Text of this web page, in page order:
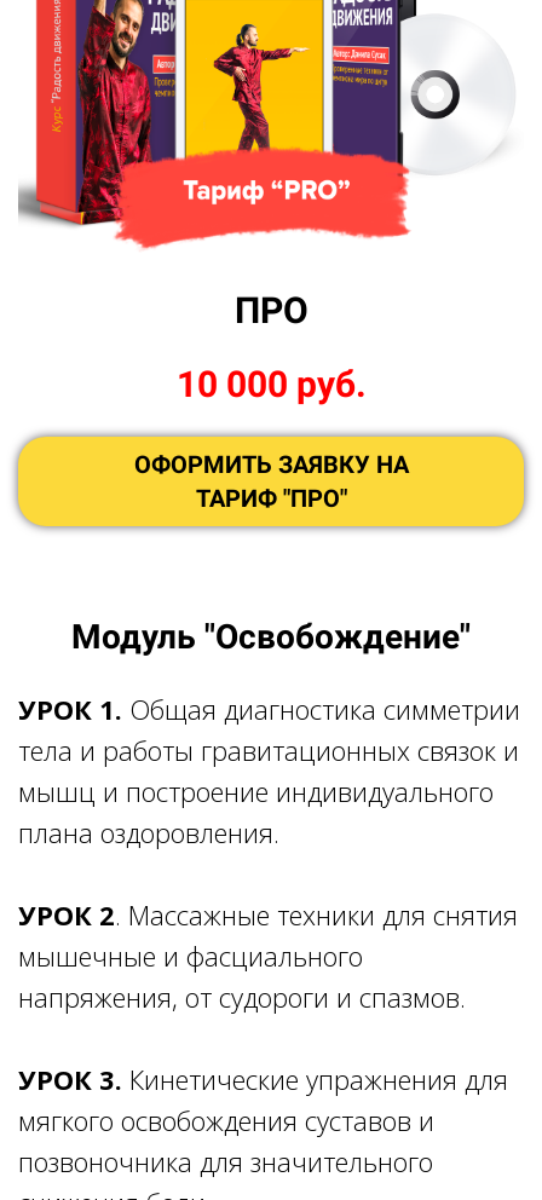
ПРО
10 000 руб.
ОФОРМИТЬ ЗАЯВКУ НА
ТАРИФ "ПРО"
Модуль "Освобождение"
УРОК 1. Общая диагностика симметрии
тела и работы гравитационных связок и
мышц и построение индивидуального
плана оздоровления.
УРОК 2. Массажные техники для снятия
мышечные и фасциального
напряжения, от судороги и спазмов.
УРОК 3. Кинетические упражнения для
мягкого освобождения суставов и
позвоночника для значительного